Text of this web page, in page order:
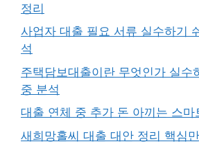
정리
사업자 대출 필요 서류 실수하기
석
주택담보대출이란 무엇인가 실수
중 분석
대출 연체 중 추가 돈 아끼는 스마
새희망홀씨 대출 대안 정리 핵심